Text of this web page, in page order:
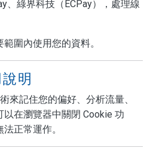
、綠界科技（ECPay），處理線
圍內使用您的資料。
明
來記住您的偏好、分析流量、
在瀏覽器中關閉 Cookie 功
正常運作。